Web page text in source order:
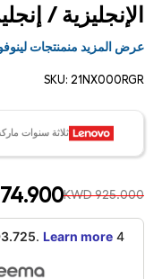
الإنجليزية /
عرض المزيد منمنتجات
SKU: 21NX000RGR
ثلاثة سنوات
KWD 925.000
4 interest-free payments of KWD
. Learn more